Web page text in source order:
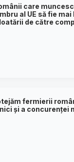
care
al UE să fie
de către
fermierii
și a concurenței